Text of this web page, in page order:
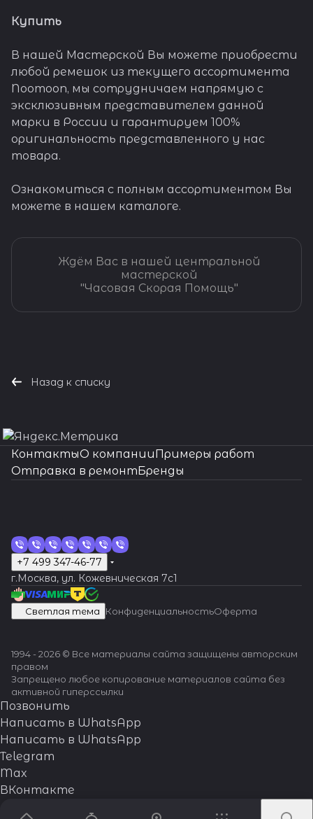
Купить
В нашей Мастерской Вы можете приобрести
любой ремешок из текущего ассортимента
Noomoon, мы сотрудничаем напрямую с
эксклюзивным представителем данной
марки в России и гарантируем 100%
оригинальность представленного у нас
товара.
Ознакомиться с полным ассортиментом Вы
можете в нашем каталоге.
Ждём Вас в нашей центральной
мастерской
"Часовая Скорая Помощь"
Назад к списку
КонтактыО компанииПримеры работ
Отправка в ремонтБренды
+7 499 347-46-77
г.Москва, ул. Кожевническая 7c1
Светлая тема КонфиденциальностьОферта
1994 - 2026 © Все материалы сайта защищены авторским
правом
Запрещено любое копирование материалов сайта без
активной гиперссылки
Позвонить
Написать в WhatsApp
Написать в WhatsApp
Telegram
Max
ВКонтакте